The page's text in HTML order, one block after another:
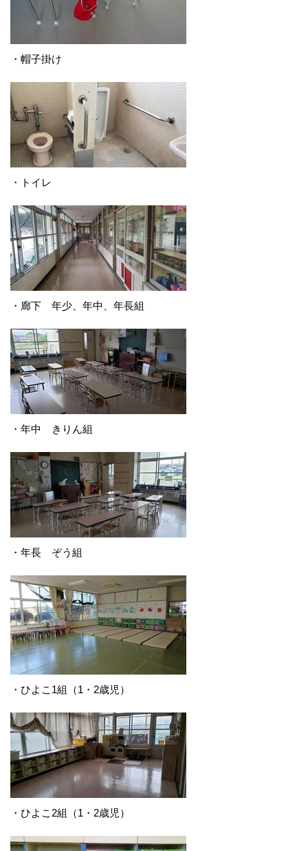
・帽子掛け
・トイレ
・廊下 年少、年中、年長組
・年中 きりん組
・年長 ぞう組
・ひよこ1組（1・2歳児）
・ひよこ2組（1・2歳児）